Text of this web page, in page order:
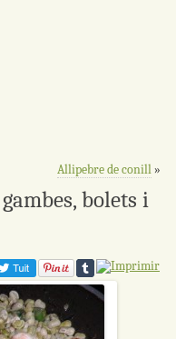
Allipebre de conill»
bolets i